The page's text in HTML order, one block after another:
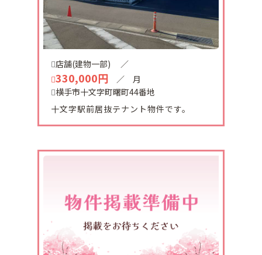
2023-10-27
増田町増田字本町104-2 倉庫物件引き渡し終了致
しました。
有難うございます。
2023-10-24
本日、増田町月山中古住宅が販売になりました。
広々敷地に、一部リフォーム済み物件です。ご興味
2023-10-10
工事後の写真を掲載しました。
店舗(建物一部) ／
330,000円 ／ 月
横手市十文字町曙町44番地
十文字駅前居抜テナント物件です。